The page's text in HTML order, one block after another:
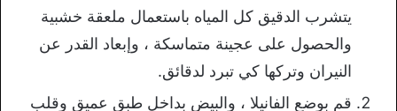
يتشرب الدقيق كل المياه باستعمال ملعقة خشبية
والحصول على عجينة متماسكة ، وإبعاد القدر عن
النيران وتركها كي تبرد لدقائق.
قم بوضع الفانيلا ، والبيض بداخل طبق عميق وقلب